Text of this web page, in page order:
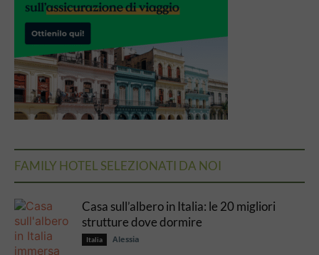
FAMILY HOTEL SELEZIONATI DA NOI
Casa sull’albero in Italia: le 20 migliori
strutture dove dormire
Italia Alessia